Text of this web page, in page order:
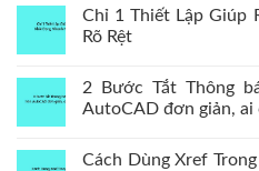
Chỉ 1 Thiết Lập Giúp
Rõ Rệt
2 Bước Tắt Thông
AutoCAD đơn giản, ai
Cách Dùng Xref